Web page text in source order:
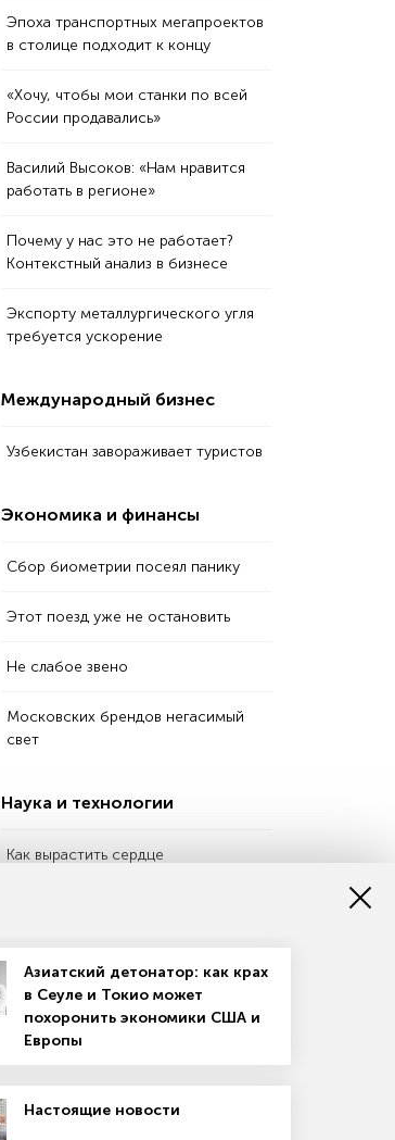
Эпоха транспортных мегапроектов
в столице подходит к концу
«Хочу, чтобы мои станки по всей
России продавались»
Василий Высоков: «Нам нравится
работать в регионе»
Почему у нас это не работает?
Контекстный анализ в бизнесе
Экспорту металлургического угля
требуется ускорение
Международный бизнес
Узбекистан завораживает туристов
Экономика и финансы
Сбор биометрии посеял панику
Этот поезд уже не остановить
Не слабое звено
Московских брендов негасимый
свет
Наука и технологии
Как вырастить сердце
Итоги выборов-2023: турбулентная
нормальность
«Это год избирателей как
компетентных заказчиков для
власти»
Азиатский детонатор: как крах
в Сеуле и Токио может
похоронить экономики США и
Европы
Настоящие новости